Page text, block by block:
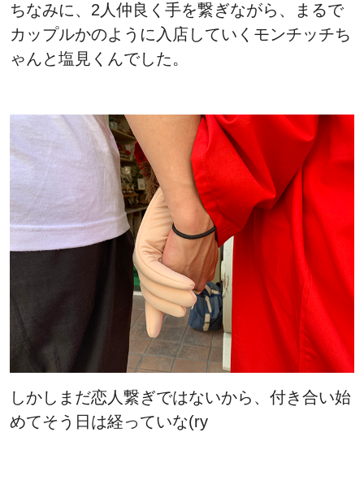
ちなみに、2人仲良く手を繋ぎながら、まるで
カップルかのように入店していくモンチッチち
ゃんと塩見くんでした。
しかしまだ恋人繋ぎではないから、付き合い始
めてそう日は経っていな(ry